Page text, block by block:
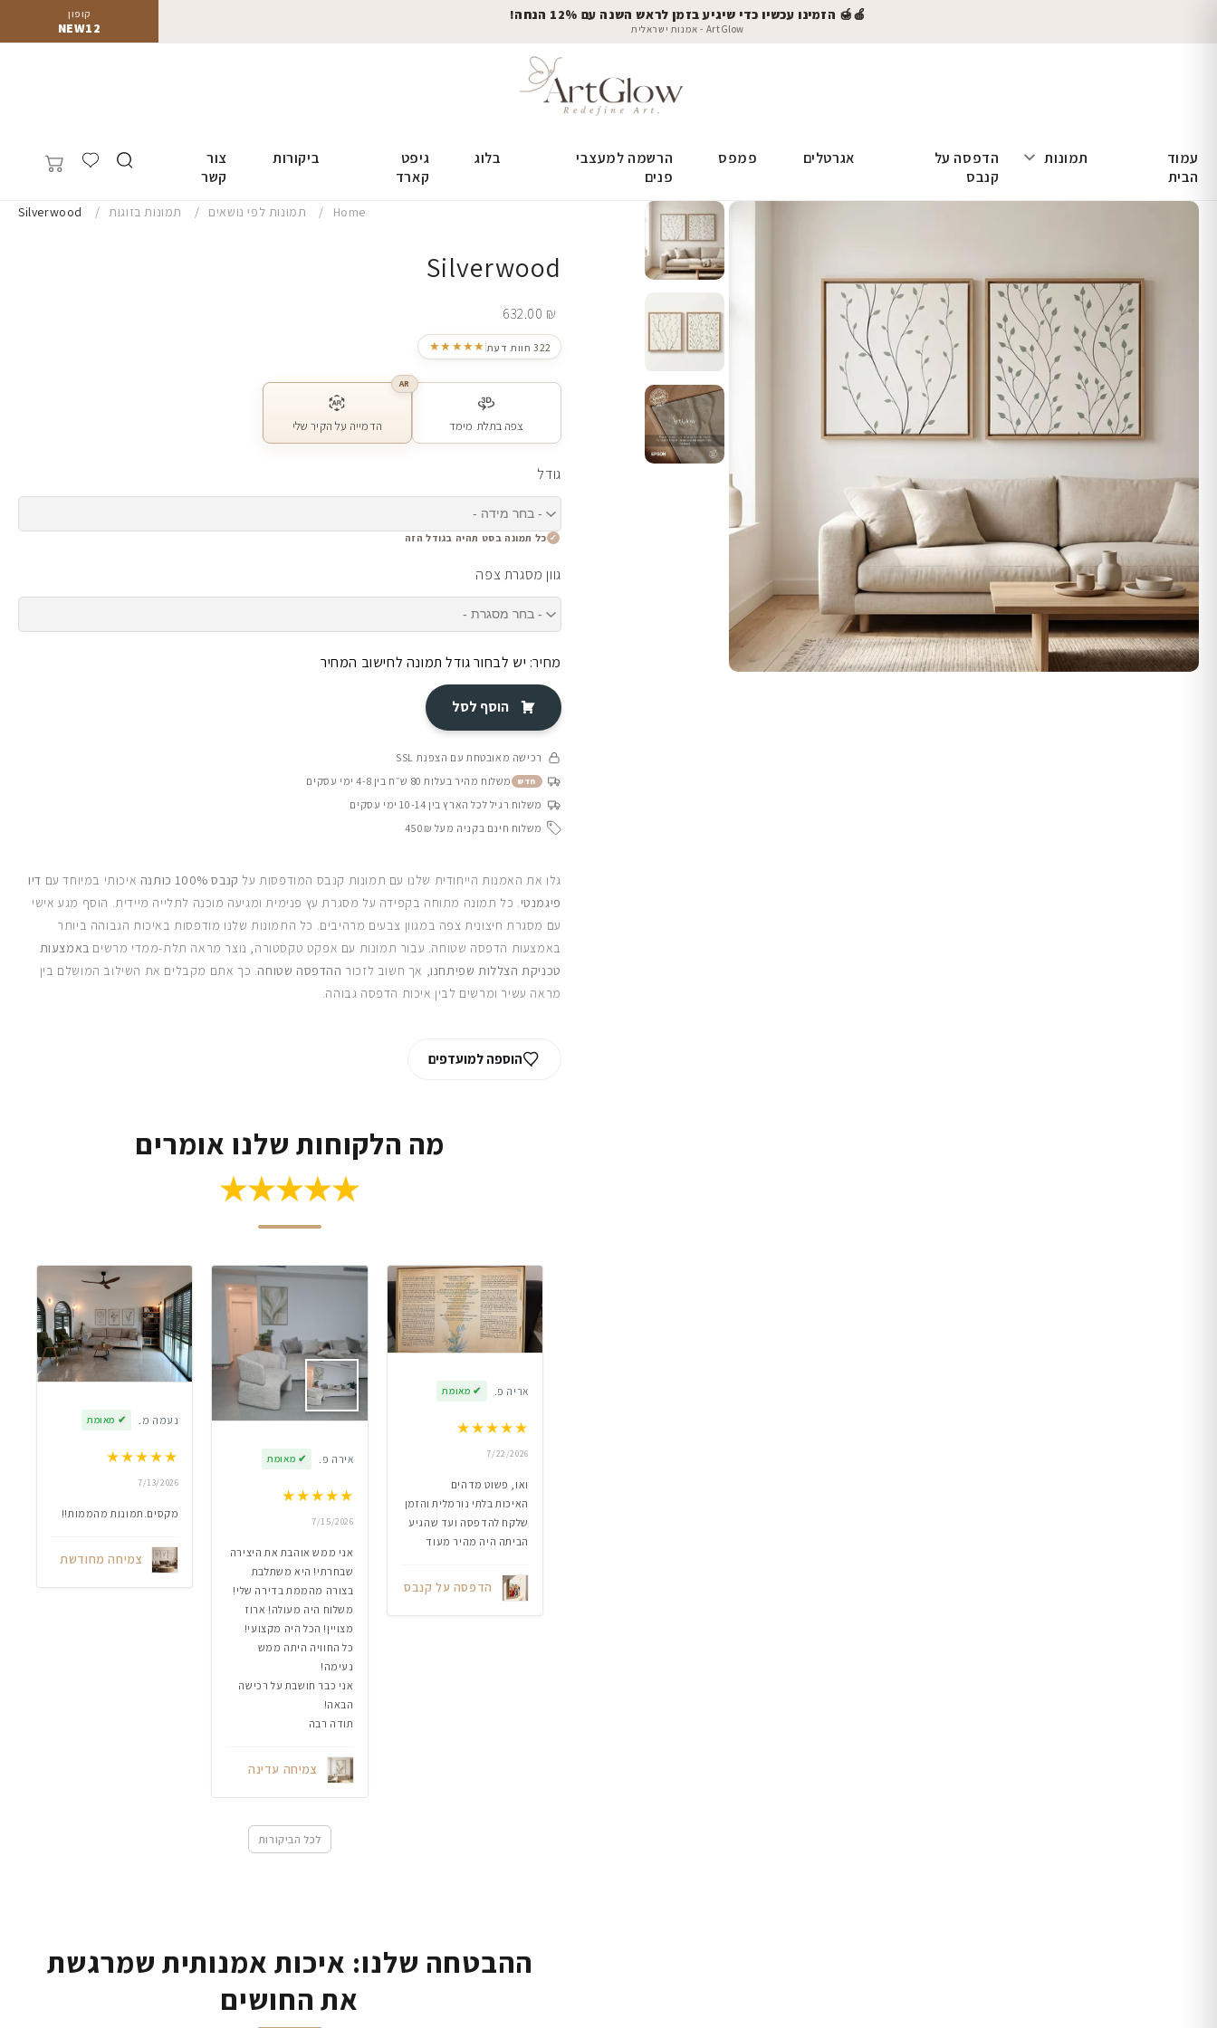
קופון
NEW12
🍎🍯 הזמינו עכשיו כדי שיגיע בזמן לראש השנה עם 12% הנחה!
ArtGlow - אמנות ישראלית
עמוד
הבית
תמונות
הדפסה על
קנבס
אגרטלים פמפס
הרשמה למעצבי
פנים
בלוג
גיפט
קארד
ביקורות
צור
קשר
Home תמונות לפי נושאים תמונות בזוגות Silverwood
Silverwood
632.00 ₪
★★★★★ 322 חוות דעת
צפה בתלת מימד
AR
הדמייה על הקיר שלי
גודל
כל תמונה בסט תהיה בגודל הזה
גוון מסגרת צפה
מחיר: יש לבחור גודל תמונה לחישוב המחיר
הוסף לסל
רכישה מאובטחת עם הצפנת SSL
חדש משלוח מהיר בעלות 80 ש״ח בין 4-8 ימי עסקים
משלוח רגיל לכל הארץ בין 10-14 ימי עסקים
משלוח חינם בקניה מעל 450₪
גלו את האמנות הייחודית שלנו עם תמונות קנבס המודפסות על קנבס 100% כותנה איכותי במיוחד עם דיו
פיגמנטי. כל תמונה מתוחה בקפידה על מסגרת עץ פנימית ומגיעה מוכנה לתלייה מיידית. הוסף מגע אישי
עם מסגרת חיצונית צפה במגוון צבעים מרהיבים. כל התמונות שלנו מודפסות באיכות הגבוהה ביותר
באמצעות הדפסה שטוחה. עבור תמונות עם אפקט טקסטורה, נוצר מראה תלת-ממדי מרשים באמצעות
טכניקת הצללות שפיתחנו, אך חשוב לזכור ההדפסה שטוחה. כך אתם מקבלים את השילוב המושלם בין
מראה עשיר ומרשים לבין איכות הדפסה גבוהה.
הוספה למועדפים
מה הלקוחות שלנו אומרים
★★★★★
אריה פ. ✔ מאומת
★★★★★
7/22/2026
ואו, פשוט מדהים
האיכות בלתי נורמלית והזמן
שלקח להדפסה ועד שהגיע
הביתה היה מהיר מעוד
הדפסה על קנבס
אירה פ. ✔ מאומת
★★★★★
7/15/2026
אני ממש אוהבת את היצירה
שבחרתי! היא משתלבת
בצורה מהממת בדירה שלי!
משלוח היה מעולה! ארוז
מצויין! הכל היה מקצועי!
כל החוויה היתה ממש
נעימה!
אני כבר חושבת על רכישה
הבאה!
תודה רבה
צמיחה עדינה
נעמה מ. ✔ מאומת
★★★★★
7/13/2026
מקסים.תמונות מהממות!!
צמיחה מחודשת
לכל הביקורות
ההבטחה שלנו: איכות אמנותית שמרגשת
את החושים